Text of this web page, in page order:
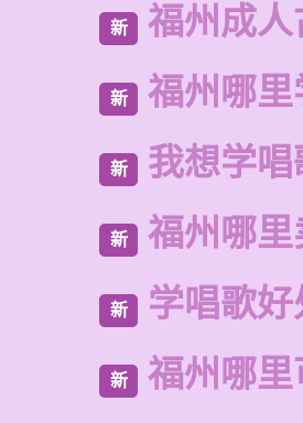
新 福州成
新 福州哪
新 我想学
新 福州哪
新 学唱歌
新 福州哪